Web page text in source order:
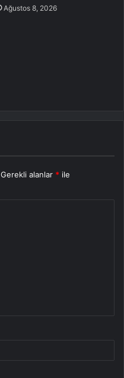
Ağustos 8, 2026
Gerekli alanlar * ile